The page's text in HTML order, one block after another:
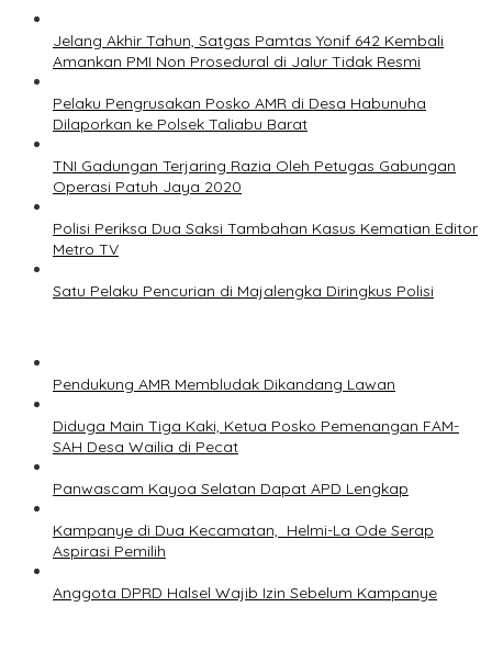
Jelang Akhir Tahun, Satgas Pamtas Yonif 642 Kembali
Amankan PMI Non Prosedural di Jalur Tidak Resmi
Pelaku Pengrusakan Posko AMR di Desa Habunuha
Dilaporkan ke Polsek Taliabu Barat
TNI Gadungan Terjaring Razia Oleh Petugas Gabungan
Operasi Patuh Jaya 2020
Polisi Periksa Dua Saksi Tambahan Kasus Kematian Editor
Metro TV
Satu Pelaku Pencurian di Majalengka Diringkus Polisi
Pendukung AMR Membludak Dikandang Lawan
Diduga Main Tiga Kaki, Ketua Posko Pemenangan FAM-
SAH Desa Wailia di Pecat
Panwascam Kayoa Selatan Dapat APD Lengkap
Kampanye di Dua Kecamatan, Helmi-La Ode Serap
Aspirasi Pemilih
Anggota DPRD Halsel Wajib Izin Sebelum Kampanye